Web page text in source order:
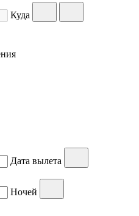
Куда
Дата вылета
Ночей